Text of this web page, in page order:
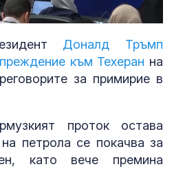
Доналд Тръмп
към Техеран на
за примирие в
проток остава
петрола се покачва за
като вече премина